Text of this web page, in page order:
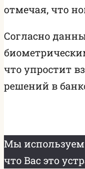
отмечая, что
Согласно
что упростит
решений в
Мы используем
что Вас это